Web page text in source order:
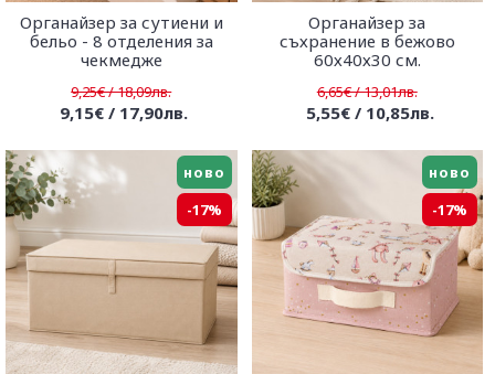
Органайзер за сутиени и
бельо - 8 отделения за
чекмедже
9,25€ / 18,09лв.
9,15€ / 17,90лв.
Органайзер за
съхранение в бежово
60х40х30 см.
6,65€ / 13,01лв.
5,55€ / 10,85лв.
ново
-17%
ново
-17%